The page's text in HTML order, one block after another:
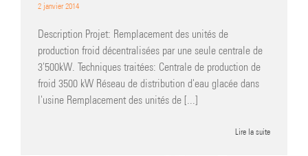
2 janvier 2014
Description Projet: Remplacement des unités de
production froid décentralisées par une seule centrale de
3'500kW. Techniques traitées: Centrale de production de
froid 3500 kW Réseau de distribution d'eau glacée dans
l'usine Remplacement des unités de [...]
Lire la suite